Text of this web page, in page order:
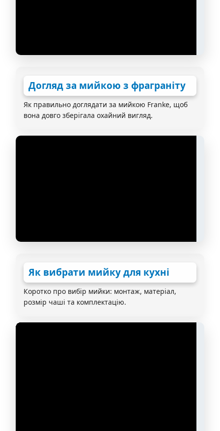
Догляд за мийкою з фраграніту
Як правильно доглядати за мийкою Franke, щоб
вона довго зберігала охайний вигляд.
Як вибрати мийку для кухні
Коротко про вибір мийки: монтаж, матеріал,
розмір чаші та комплектацію.